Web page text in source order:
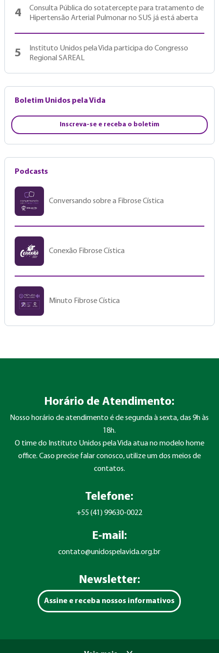
4
Consulta Pública do sotatercepte para tratamento de
Hipertensão Arterial Pulmonar no SUS já está aberta
5
Instituto Unidos pela Vida participa do Congresso
Regional SAREAL
Boletim Unidos pela Vida
Inscreva-se e receba o boletim
Podcasts
Conversando sobre a Fibrose Cística
Conexão Fibrose Cística
Minuto Fibrose Cística
Horário de Atendimento:
Nosso horário de atendimento é de segunda à sexta, das 9h às
18h.
O time do Instituto Unidos pela Vida atua no modelo home
office. Caso precise falar conosco, utilize um dos meios de
contatos.
Telefone:
+55 (41) 99630-0022
E-mail:
contato@unidospelavida.org.br
Newsletter:
Assine e receba nossos informativos